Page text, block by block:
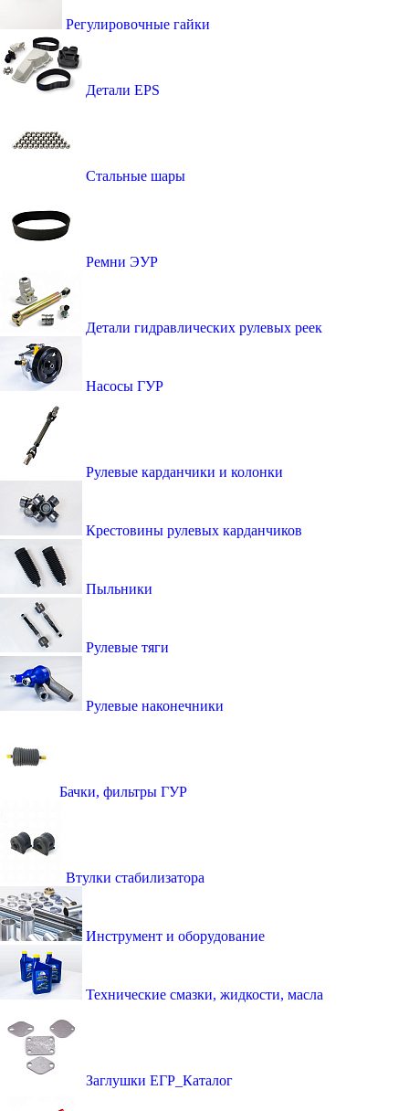
Регулировочные гайки
Детали EPS
Стальные шары
Ремни ЭУР
Детали гидравлических рулевых реек
Насосы ГУР
Рулевые карданчики и колонки
Крестовины рулевых карданчиков
Пыльники
Рулевые тяги
Рулевые наконечники
Бачки, фильтры ГУР
Втулки стабилизатора
Инструмент и оборудование
Технические смазки, жидкости, масла
Заглушки ЕГР_Каталог